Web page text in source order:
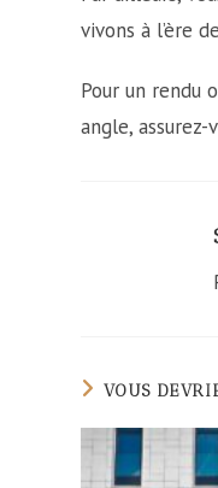
vivons à l’ère
Pour un rendu
angle,
VOUS